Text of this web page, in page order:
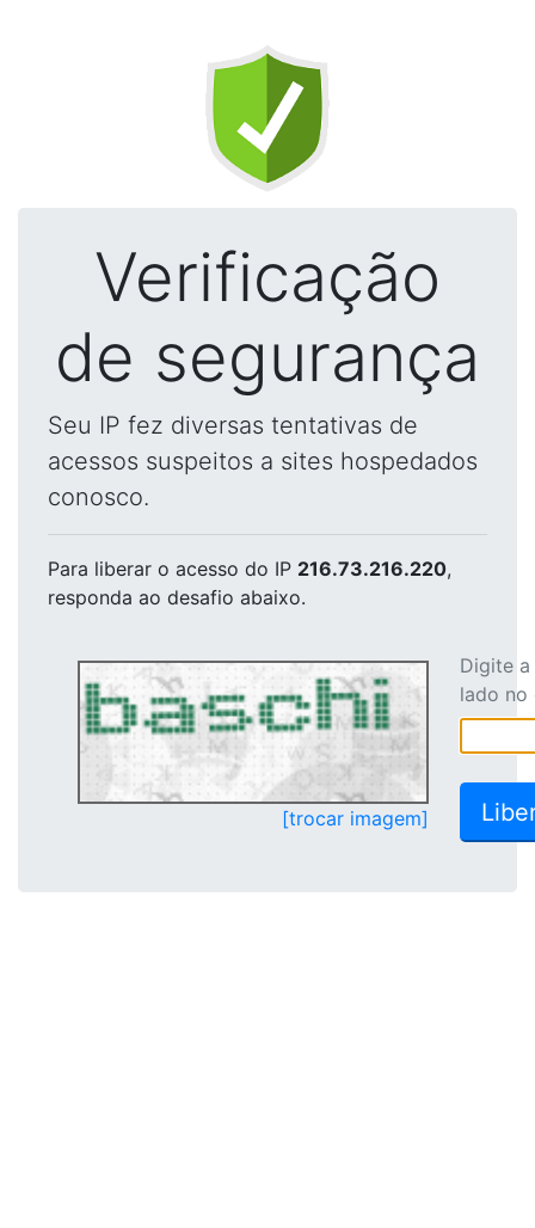
Verificação
de segurança
Seu IP fez diversas tentativas de
acessos suspeitos a sites hospedados
conosco.
Para liberar o acesso do IP 216.73.216.220,
responda ao desafio abaixo.
[trocar imagem]
Digite
lado no